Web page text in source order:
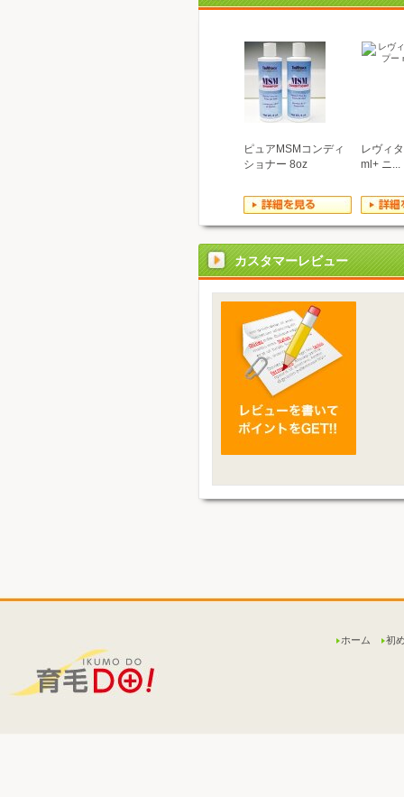
ピュアMSMコンディ
ショナー 8oz
レヴィ
ml+ ニ...
カスタマーレビュー
ホーム 初